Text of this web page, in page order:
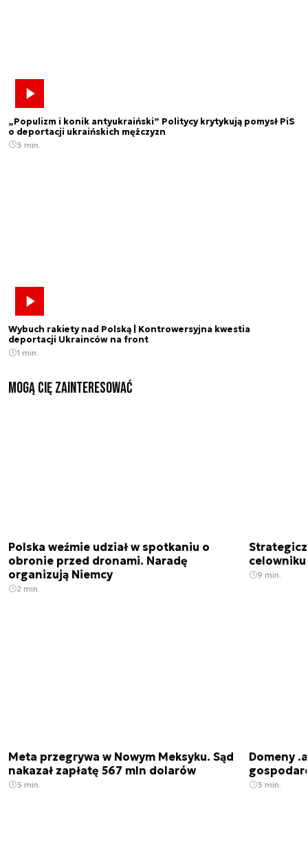
„Populizm i konik antyukraiński” Politycy krytykują pomysł PiS
o deportacji ukraińskich mężczyzn
3 min.
Wybuch rakiety nad Polską | Kontrowersyjna kwestia
deportacji Ukrainców na front
1 min.
Mogą Cię zainteresować
Polska weźmie udział w spotkaniu o
obronie przed dronami. Naradę
organizują Niemcy
2 min.
9 min.
Meta przegrywa w Nowym Meksyku. Sąd
nakazał zapłatę 567 mln dolarów
3 min.
Domeny
3 min.